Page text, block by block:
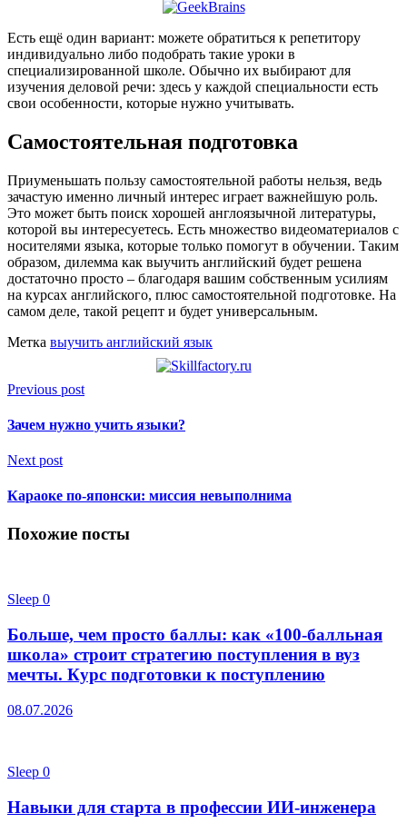
Есть ещё один вариант: можете обратиться к репетитору
индивидуально либо подобрать такие уроки в
специализированной школе. Обычно их выбирают для
изучения деловой речи: здесь у каждой специальности есть
свои особенности, которые нужно учитывать.
Самостоятельная подготовка
Приуменьшать пользу самостоятельной работы нельзя, ведь
зачастую именно личный интерес играет важнейшую роль.
Это может быть поиск хорошей англоязычной литературы,
которой вы интересуетесь. Есть множество видеоматериалов с
носителями языка, которые только помогут в обучении. Таким
образом, дилемма как выучить английский будет решена
достаточно просто – благодаря вашим собственным усилиям
на курсах английского, плюс самостоятельной подготовке. На
самом деле, такой рецепт и будет универсальным.
Метка выучить английский язык
Previous post
Зачем нужно учить языки?
Next post
Караоке по-японски: миссия невыполнима
Похожие посты
Sleep 0
Больше, чем просто баллы: как «100-балльная
школа» строит стратегию поступления в вуз
мечты. Курс подготовки к поступлению
08.07.2026
Sleep 0
Навыки для старта в профессии ИИ-инженера